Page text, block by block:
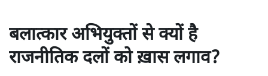
बलात्कार अभियुक्तों से क्यों है
राजनीतिक दलों को ख़ास लगाव?